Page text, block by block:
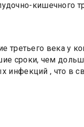
кишечного
третьего века у
сроки, чем
, что в